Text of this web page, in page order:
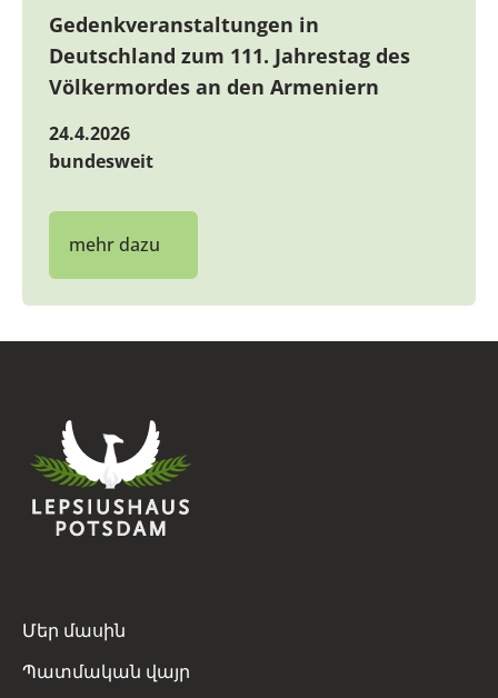
Gedenkveranstaltungen in
Deutschland zum 111. Jahrestag des
Völkermordes an den Armeniern
24.4.2026
bundesweit
mehr dazu
Մեր մասին
Պատմական վայր